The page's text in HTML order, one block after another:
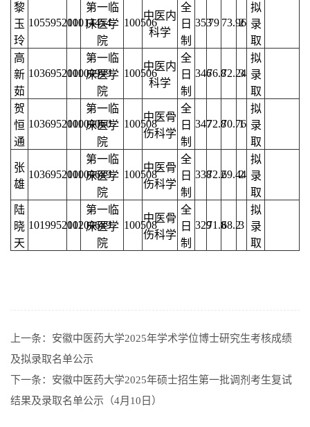
黎
玉
玲
105595210014454
011
第一临
床医学
院
100506
中医内
科学
全
日
制
35379 73.96
2
拟
录
取
高
新
茹
103695210000999
011
第一临
床医学
院
100506
中医内
科学
全
日
制
34676.872.24
3
拟
录
取
贺
恒
通
103695210000060
011
第一临
床医学
院
100508
中医骨
伤科学
全
日
制
34772.870.76
1
拟
录
取
张
雄
103695210000689
011
第一临
床医学
院
100508
中医骨
伤科学
全
日
制
33872.269.44
2
拟
录
取
陆
晓
天
101995210200689
011
第一临
床医学
院
100508
中医骨
伤科学
全
日
制
32971.868.23
拟
录
取
上一条： 安徽中医药大学2025年学术学位博士研究生考核成绩
及拟录取名单公示
下一条： 安徽中医药大学2025年硕士招生第一批调剂考生复试
结果及录取名单公示（4月10日）